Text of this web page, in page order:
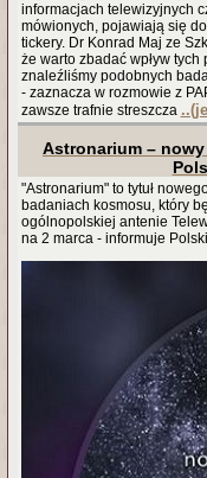
informacjach telewizyjnych
mówionych, pojawiają się
tickery. Dr Konrad Maj ze
że warto zbadać wpływ
znaleźliśmy podobnych
- zaznacza w rozmowie z
zawsze trafnie streszcza
Astronarium –
"Astronarium" to tytuł
badaniach kosmosu, który
ogólnopolskiej antenie
na 2 marca - informuje